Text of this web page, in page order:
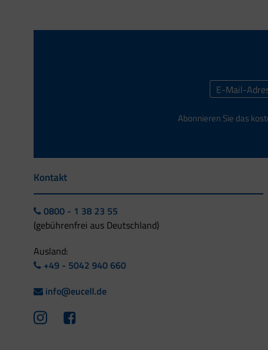
Abonnieren Sie das
Kontakt
0800 - 1 38 23 55
(gebührenfrei aus Deutschland)
Ausland:
+49 - 5042 940 660
info@eucell.de